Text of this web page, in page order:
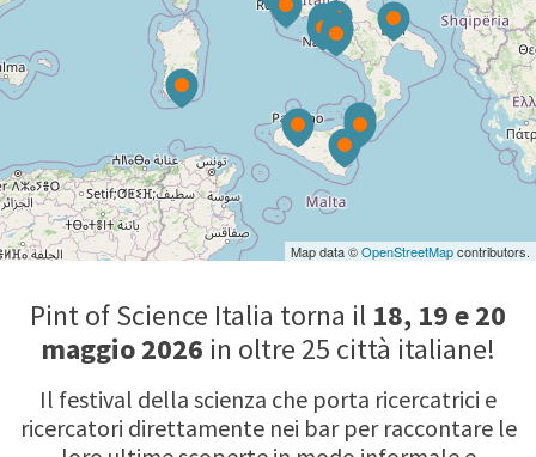
Map data ©OpenStreetMapcontributors.
Pint of Science Italia torna il 18, 19 e 20
maggio 2026 in oltre 25 città italiane!
Il festival della scienza che porta ricercatrici e
ricercatori direttamente nei bar per raccontare le